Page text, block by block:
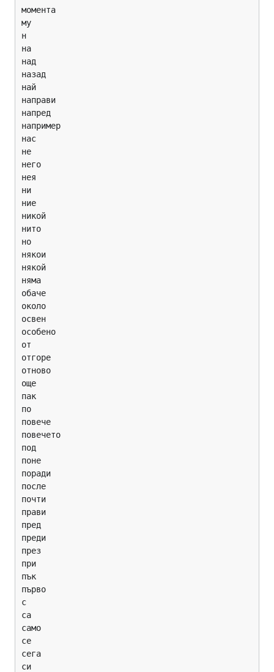
момента
му
н
на
над
назад
най
направи
напред
например
нас
не
него
нея
ни
ние
никой
нито
но
някои
някой
няма
обаче
около
освен
особено
от
отгоре
отново
още
пак
по
повече
повечето
под
поне
поради
после
почти
прави
пред
преди
през
при
пък
първо
с
са
само
се
сега
си